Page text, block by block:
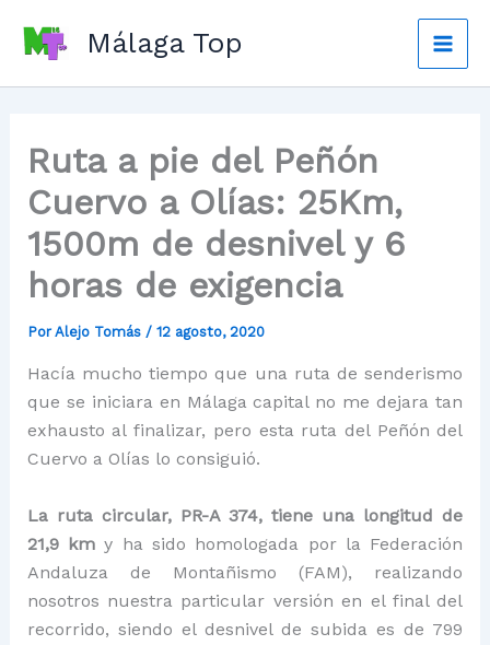
Málaga Top
Ruta a pie del Peñón
Cuervo a Olías: 25Km,
1500m de desnivel y 6
horas de exigencia
PorAlejo Tomás / 12 agosto, 2020
Hacía mucho tiempo que una ruta de senderismo
que se iniciara en Málaga capital no me dejara tan
exhausto al finalizar, pero esta ruta del Peñón del
Cuervo a Olías lo consiguió.
La ruta circular, PR-A 374, tiene una longitud de
21,9 kmy ha sido homologada por la Federación
Andaluza de Montañismo (FAM), realizando
nosotros nuestra particular versión en el final del
recorrido, siendo el desnivel de subida es de 799